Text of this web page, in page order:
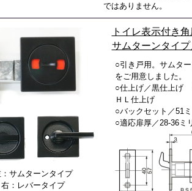
ではありません。
サムターンタイプ
右：レバータイプ
トイレ表示付き
サムターンタイ
○引き戸用。サムタ
をご用意しました。
○仕上げ／黒仕上げ
ＨＬ仕上げ
○バックセット／51ミ
○適応扉厚／28-36ミ